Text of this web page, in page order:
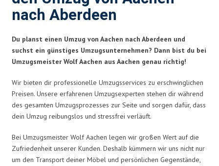
nach Aberdeen
Du planst einen Umzug von Aachen nach Aberdeen und
suchst ein günstiges Umzugsunternehmen? Dann bist du bei
Umzugsmeister Wolf Aachen aus Aachen genau richtig!
Wir bieten dir professionelle Umzugsservices zu erschwinglichen
Preisen. Unsere erfahrenen Umzugsexperten stehen dir während
des gesamten Umzugsprozesses zur Seite und sorgen dafür, dass
dein Umzug reibungslos und stressfrei verläuft.
Bei Umzugsmeister Wolf Aachen legen wir großen Wert auf die
Zufriedenheit unserer Kunden. Deshalb kümmern wir uns nicht nur
um den Transport deiner Möbel und persönlichen Gegenstände,